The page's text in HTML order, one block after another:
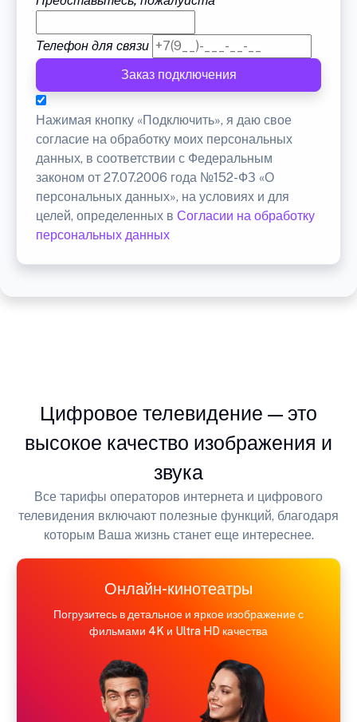
Телефон для связи
Заказ подключения
Нажимая кнопку «Подключить», я даю свое
согласие на обработку моих персональных
данных, в соответствии с Федеральным
законом от 27.07.2006 года №152-ФЗ «О
персональных данных», на условиях и для
целей, определенных в Согласии на обработку
персональных данных
Цифровое телевидение — это
высокое качество изображения и
звука
Все тарифы операторов интернета и цифрового
телевидения включают полезные функций, благодаря
которым Ваша жизнь станет еще интереснее.
Онлайн-кинотеатры
Погрузитесь в детальное и яркое изображение с
фильмами 4K и Ultra HD качества